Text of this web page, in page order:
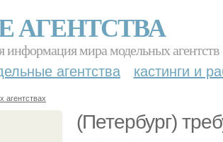
АГЕНТСТВА
информация мира модельных агентств
агентства кастинги и
агентствах
(Петербург)